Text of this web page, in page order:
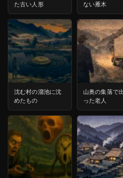
た古い人形
ない雁木
沈む村の溜池に沈
めたもの
山奥の集落で
った老人